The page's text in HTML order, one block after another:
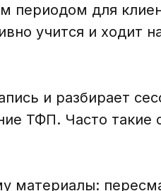
периодом для
учится и ходит
и разбирает
ТФП. Часто такие
материалы: